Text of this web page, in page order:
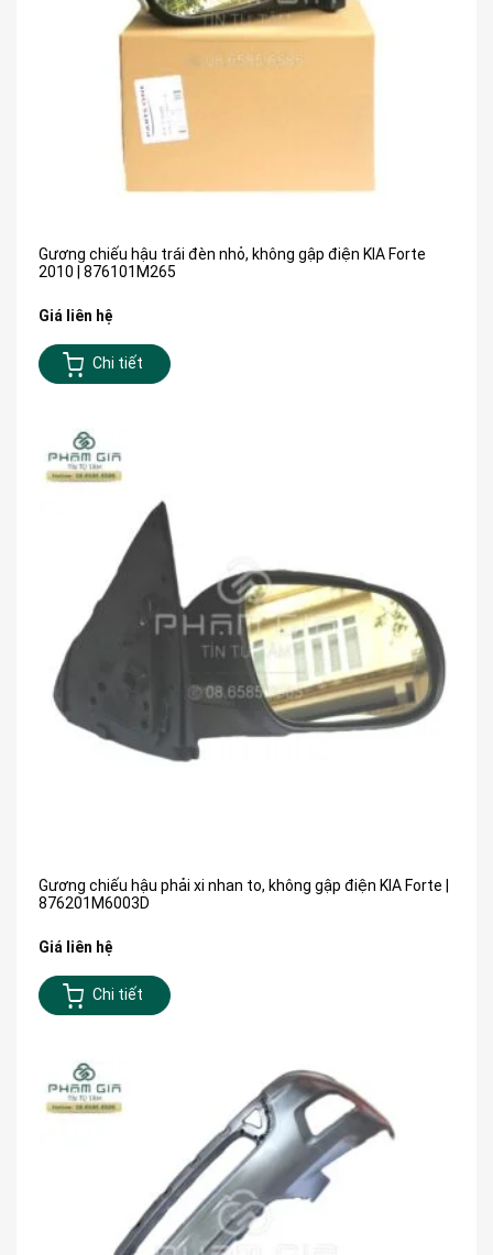
Gương chiếu hậu trái đèn nhỏ, không gập điện KIA Forte
2010 | 876101M265
Giá liên hệ
Chi tiết
Gương chiếu hậu phải xi nhan to, không gập điện KIA Forte |
876201M6003D
Giá liên hệ
Chi tiết